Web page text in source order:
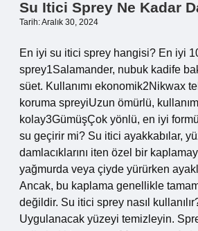
Su Itici Sprey Ne Kadar
Tarih: Aralık 30, 2024
En iyi su itici sprey hangisi? En iyi
sprey1Salamander, nubuk kadife
süet. Kullanımı ekonomik2Nikwax
koruma spreyiUzun ömürlü,
kolay3GümüşÇok yönlü, en iyi
su geçirir mi? Su itici ayakkabılar,
damlacıklarını iten özel bir
yağmurda veya çiyde yürürken
Ancak, bu kaplama genellikle
değildir. Su itici sprey nasıl
Uygulanacak yüzeyi temizleyin.